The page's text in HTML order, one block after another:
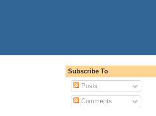
Subscribe To
Posts
Comments